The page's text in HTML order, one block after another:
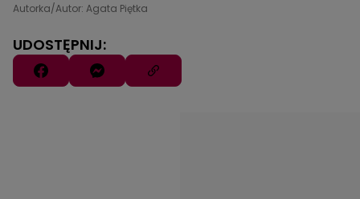
Autorka/Autor: Agata Piętka
UDOSTĘPNIJ: